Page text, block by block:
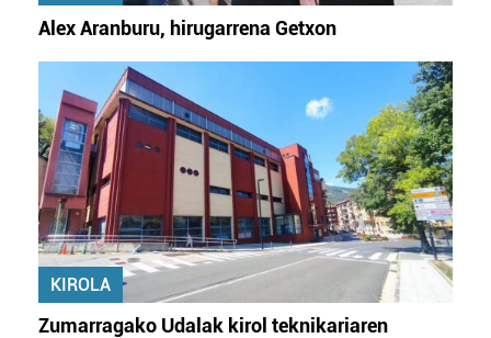
Alex Aranburu, hirugarrena Getxon
KIROLA
Zumarragako Udalak kirol teknikariaren